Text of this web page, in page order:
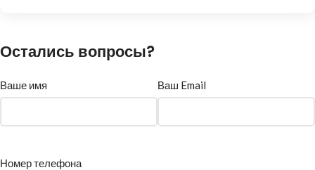
Остались вопросы?
Ваше имя Ваш Email
Номер телефона